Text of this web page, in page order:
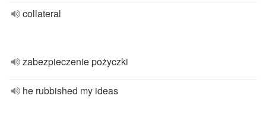
collateral
zabezpieczenie pożyczki
he rubbished my ideas